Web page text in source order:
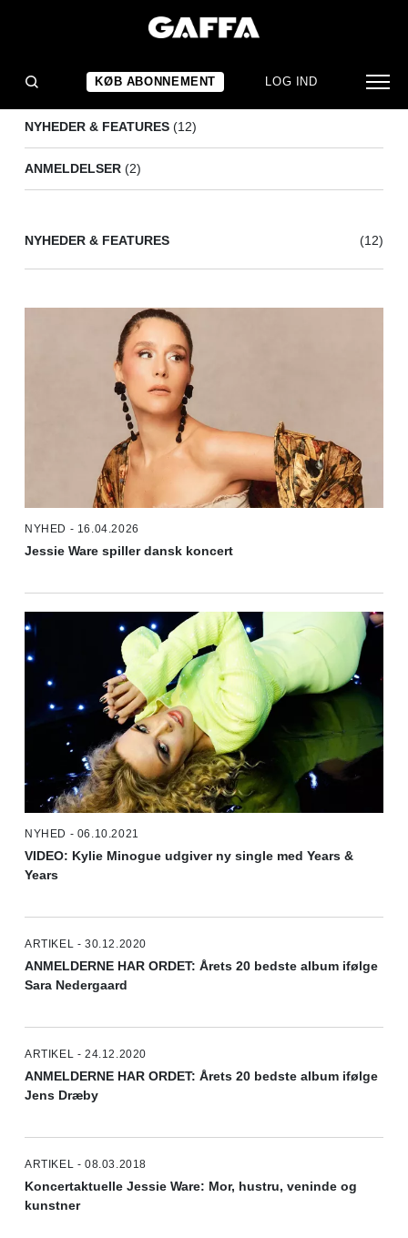
KØB ABONNEMENT LOG IND
NYHEDER & FEATURES (12)
ANMELDELSER (2)
NYHEDER & FEATURES (12)
NYHED - 16.04.2026
Jessie Ware spiller dansk koncert
NYHED - 06.10.2021
VIDEO: Kylie Minogue udgiver ny single med Years &
Years
ARTIKEL - 30.12.2020
ANMELDERNE HAR ORDET: Årets 20 bedste album ifølge
Sara Nedergaard
ARTIKEL - 24.12.2020
ANMELDERNE HAR ORDET: Årets 20 bedste album ifølge
Jens Dræby
ARTIKEL - 08.03.2018
Koncertaktuelle Jessie Ware: Mor, hustru, veninde og
kunstner